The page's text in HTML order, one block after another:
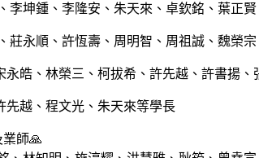
李坤鍾、李隆安、朱天來、卓欽銘、葉正
莊永順、許恆壽、周明智、周祖誠、魏榮
永皓、林榮三、柯拔希、許先越、許書揚
先越、程文光、朱天來等學長
師🙏